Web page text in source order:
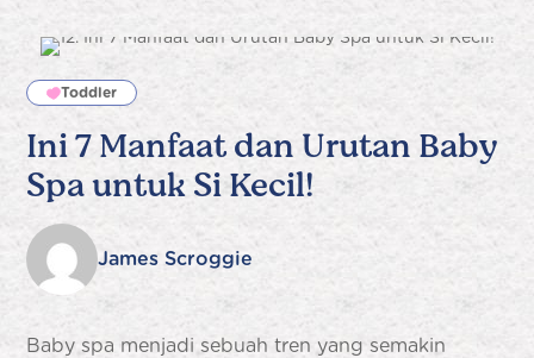
Toddler
Ini 7 Manfaat dan Urutan Baby
Spa untuk Si Kecil!
James Scroggie
Baby spa menjadi sebuah tren yang semakin